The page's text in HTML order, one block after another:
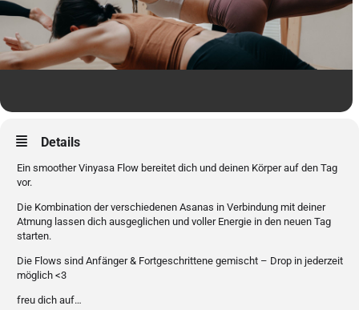
Details
Ein smoother Vinyasa Flow bereitet dich und deinen Körper auf den Tag
vor.
Die Kombination der verschiedenen Asanas in Verbindung mit deiner
Atmung lassen dich ausgeglichen und voller Energie in den neuen Tag
starten.
Die Flows sind Anfänger & Fortgeschrittene gemischt – Drop in jederzeit
möglich <3
freu dich auf…